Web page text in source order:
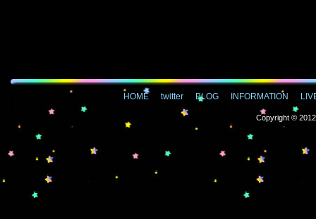
HOME twitter BLOG INFORMATION
Copyright ©